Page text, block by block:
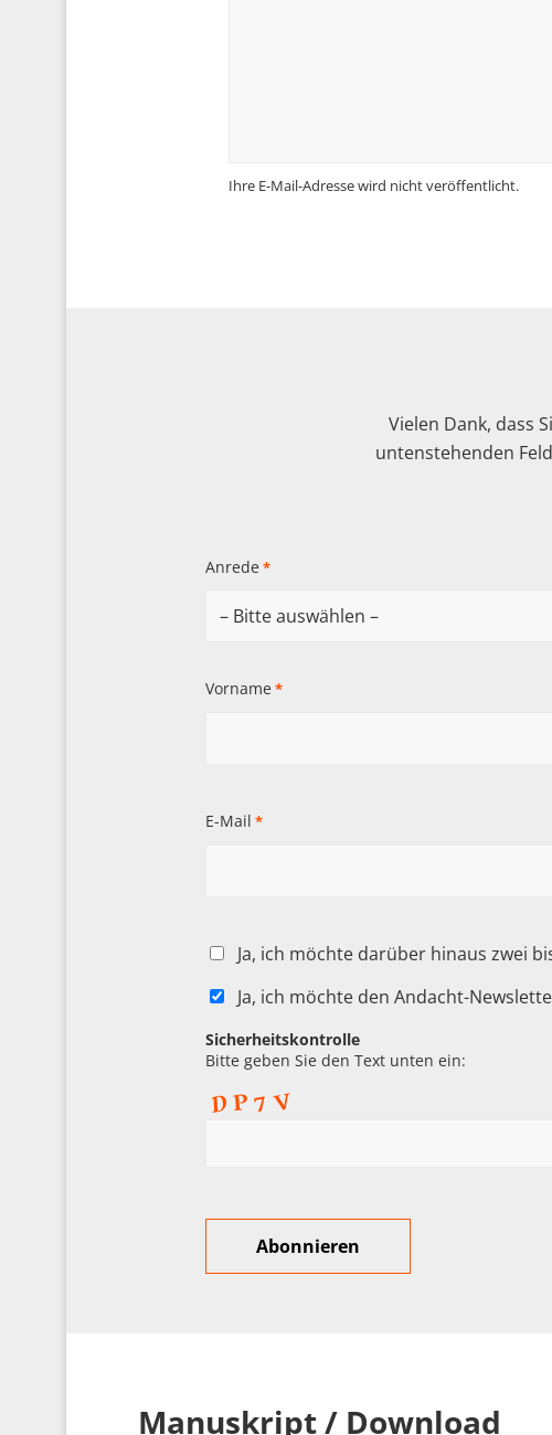
Ihre E-Mail-Adresse wird nicht veröffentlicht.
Vielen Dank, dass
untenstehenden
Anrede *
Vorname *
E-Mail *
Ja, ich möchte darüber hinaus zwei
Ja, ich möchte den Andacht-
Sicherheitskontrolle
Bitte geben Sie den Text unten ein:
Manuskript / Download